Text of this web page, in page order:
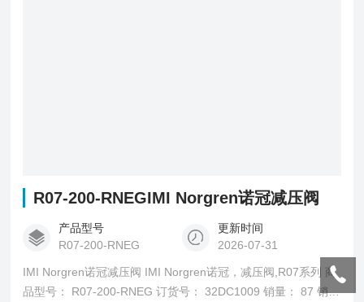
R07-200-RNEGIMI Norgren诺冠减压阀
产品型号
R07-200-RNEG
更新时间
2026-07-31
IMI Norgren诺冠减压阀 IMI Norgren诺冠，减压阀,R07系列 商
品型号： R07-200-RNEG 订货号： 32DC1009 销量： 87 销售